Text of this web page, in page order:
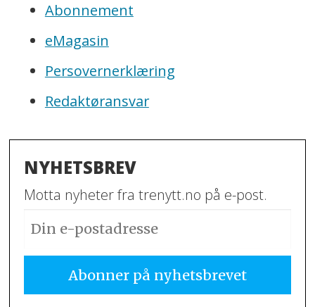
Abonnement
eMagasin
Persovernerklæring
Redaktøransvar
NYHETSBREV
Motta nyheter fra trenytt.no på e-post.